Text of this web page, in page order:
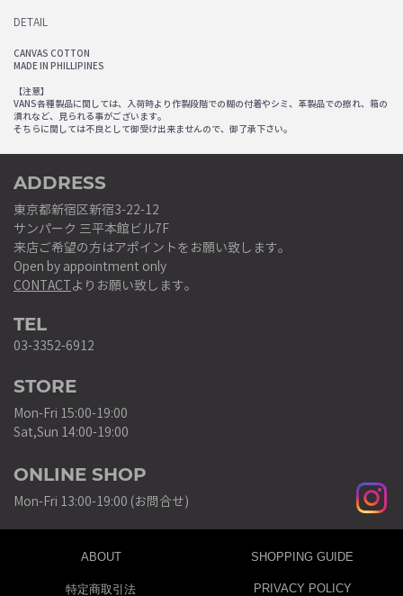
DETAIL
CANVAS COTTON
MADE IN PHILLIPINES
【注意】
VANS各種製品に関しては、入荷時より作製段階での糊の付着やシミ、革製品での擦れ、箱の
潰れなど、見られる事がございます。
そちらに関しては不良として御受け出来ませんので、御了承下さい。
ADDRESS
東京都新宿区新宿3-22-12
サンパーク 三平本館ビル7F
来店ご希望の方はアポイントをお願い致します。
Open by appointment only
CONTACTよりお願い致します。
TEL
03-3352-6912
STORE
Mon-Fri 15:00-19:00
Sat,Sun 14:00-19:00
ONLINE SHOP
Mon-Fri 13:00-19:00 (お問合せ)
ABOUT SHOPPING GUIDE
特定商取引法 PRIVACY POLICY